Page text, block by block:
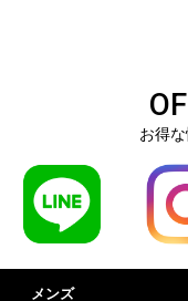
お得
メンズ